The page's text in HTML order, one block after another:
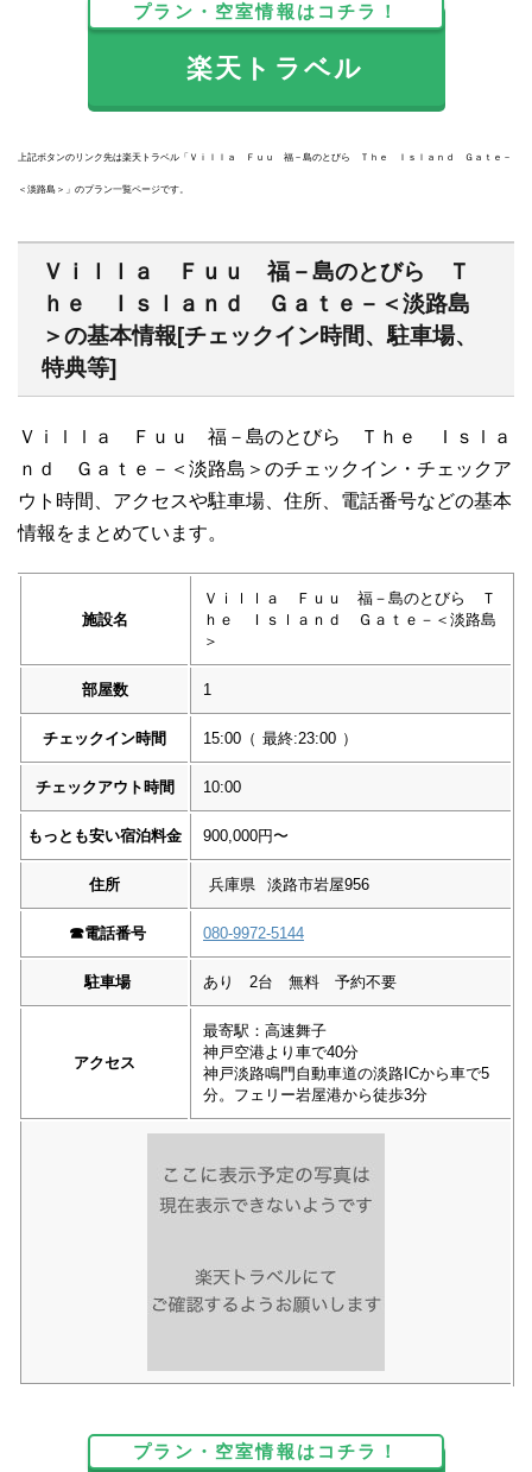
プラン・空室情報はコチラ！
楽天トラベル
上記ボタンのリンク先は楽天トラベル「Ｖｉｌｌａ Ｆｕｕ 福－島のとびら Ｔｈｅ Ｉｓｌａｎｄ Ｇａｔｅ－
＜淡路島＞」のプラン一覧ページです。
Ｖｉｌｌａ Ｆｕｕ 福－島のとびら Ｔ
ｈｅ Ｉｓｌａｎｄ Ｇａｔｅ－＜淡路島
＞の基本情報[チェックイン時間、駐車場、
特典等]
Ｖｉｌｌａ Ｆｕｕ 福－島のとびら Ｔｈｅ Ｉｓｌａ
ｎｄ Ｇａｔｅ－＜淡路島＞のチェックイン・チェックア
ウト時間、アクセスや駐車場、住所、電話番号などの基本
情報をまとめています。
施設名
Ｖｉｌｌａ Ｆｕｕ 福－島のとびら Ｔ
ｈｅ Ｉｓｌａｎｄ Ｇａｔｅ－＜淡路島
＞
部屋数 1
チェックイン時間 15:00 （ 最終:23:00 ）
チェックアウト時間 10:00
もっとも安い宿泊料金 900,000円〜
住所 兵庫県 淡路市岩屋956
☎︎電話番号 080-9972-5144
駐車場 あり 2台 無料 予約不要
アクセス
最寄駅：高速舞子
神戸空港より車で40分
神戸淡路鳴門自動車道の淡路ICから車で5
分。フェリー岩屋港から徒歩3分
プラン・空室情報はコチラ！